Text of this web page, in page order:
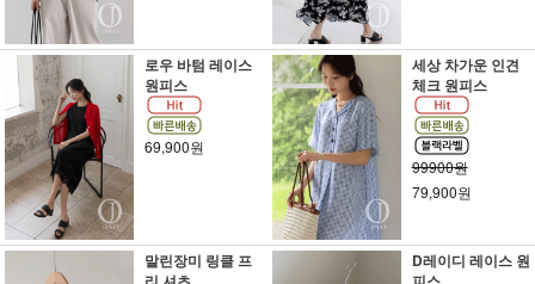
로우 바텀 레이스
원피스
69,900원
세상 차가운 인견
체크 원피스
99900원
79,900원
말린장미 링클 프
D레이디 레이스 원